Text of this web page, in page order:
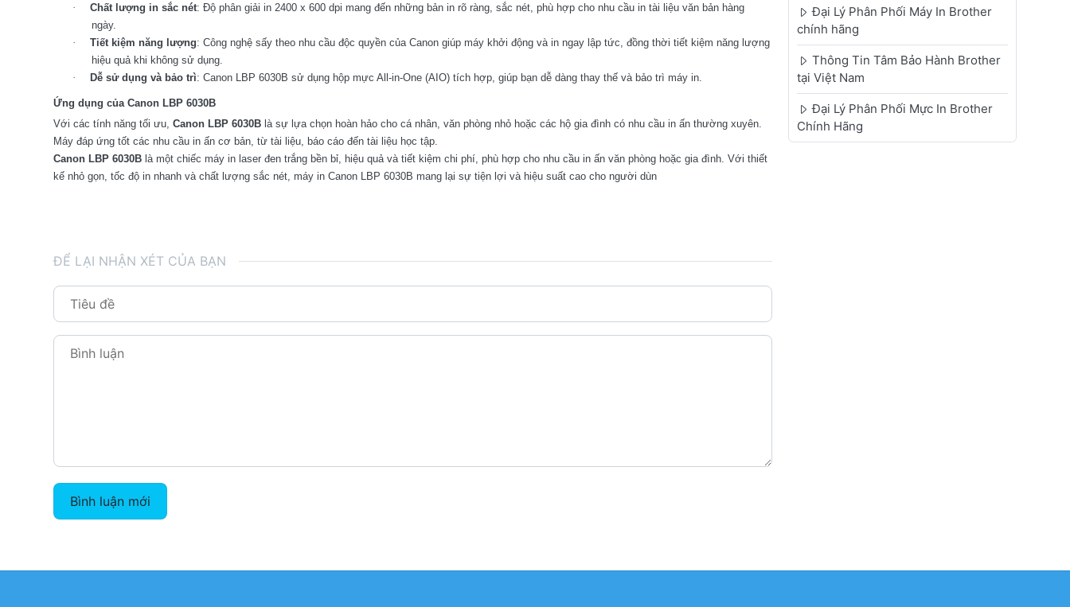
·
Chất lượng in sắc nét: Độ phân giải in 2400 x 600 dpi mang đến những bản in rõ ràng, sắc nét, phù hợp cho nhu cầu in tài liệu văn bản hàng
ngày.
·
Tiết kiệm năng lượng: Công nghệ sấy theo nhu cầu độc quyền của Canon giúp máy khởi động và in ngay lập tức, đồng thời tiết kiệm năng lượng
hiệu quả khi không sử dụng.
·
Dễ sử dụng và bảo trì: Canon LBP 6030B sử dụng hộp mực All-in-One (AIO) tích hợp, giúp bạn dễ dàng thay thế và bảo trì máy in.
Ứng dụng của Canon LBP 6030B
Với các tính năng tối ưu, Canon LBP 6030B là sự lựa chọn hoàn hảo cho cá nhân, văn phòng nhỏ hoặc các hộ gia đình có nhu cầu in ấn thường xuyên.
Máy đáp ứng tốt các nhu cầu in ấn cơ bản, từ tài liệu, báo cáo đến tài liệu học tập.
Canon LBP 6030B là một chiếc máy in laser đen trắng bền bỉ, hiệu quả và tiết kiệm chi phí, phù hợp cho nhu cầu in ấn văn phòng hoặc gia đình. Với thiết
kế nhỏ gọn, tốc độ in nhanh và chất lượng sắc nét, máy in Canon LBP 6030B mang lại sự tiện lợi và hiệu suất cao cho người dùn
ĐỂ LẠI NHẬN XÉT CỦA BẠN
Bình luận mới
Đại Lý Phân Phối Máy In Brother
chính hãng
Thông Tin Tâm Bảo Hành Brother
tại Việt Nam
Đại Lý Phân Phối Mực In Brother
Chính Hãng